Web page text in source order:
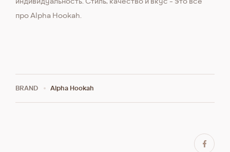
про Alpha Hookah.
BRAND Alpha Hookah